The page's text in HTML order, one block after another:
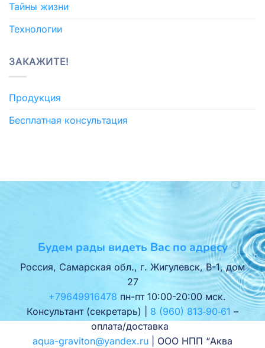
Тайны жизни
Технологии
ЗАКАЖИТЕ!
Продукция
Бесплатная консультация
Будем рады видеть Вас по адресу
Россия, Самарская обл., г. Жигулевск, В-1, дом
27
+79649916478 пн-пт 10:00-20:00 мск.
Консультант (секретарь) | 8 (960) 813‑90‑61 –
оплата/доставка
aqua-graviton@yandex.ru | ООО НПП “Аква